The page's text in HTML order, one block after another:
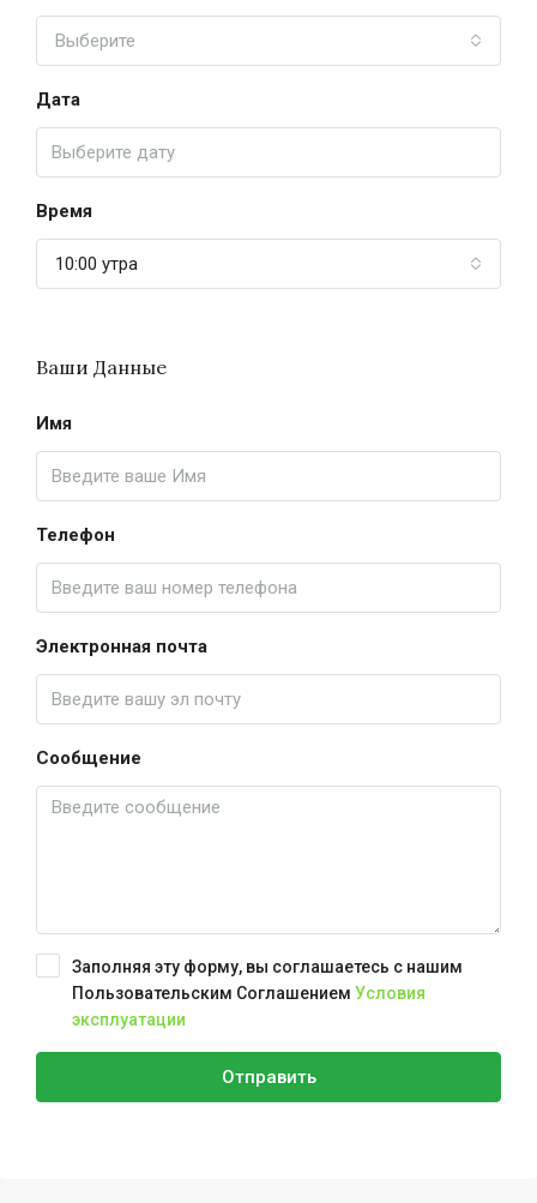
Выберите
Дата
Время
10:00 утра
Ваши Данные
Имя
Телефон
Электронная почта
Сообщение
Заполняя эту форму, вы соглашаетесь с нашим
Пользовательским Соглашением Условия
эксплуатации
Отправить